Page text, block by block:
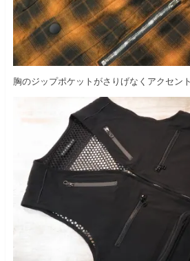
胸のジップポケットがさりげなくアクセン